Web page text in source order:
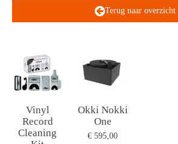
Terug naar overzicht
Vinyl
Record
Cleaning
Okki Nokki
One
€ 595,00